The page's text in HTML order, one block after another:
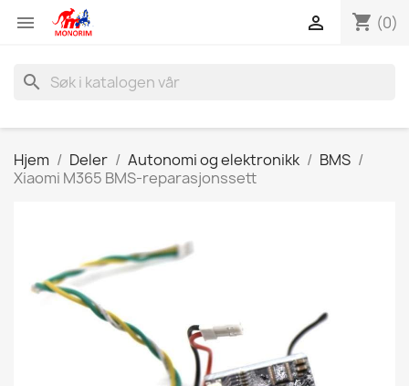
 shopping_cart (0)

search
Hjem Deler Autonomi og elektronikk
BMS
Xiaomi M365 BMS-reparasjonssett